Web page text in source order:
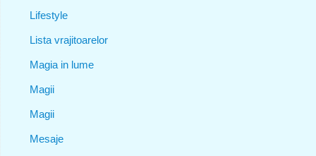
Lifestyle
Lista vrajitoarelor
Magia in lume
Magii
Magii
Mesaje